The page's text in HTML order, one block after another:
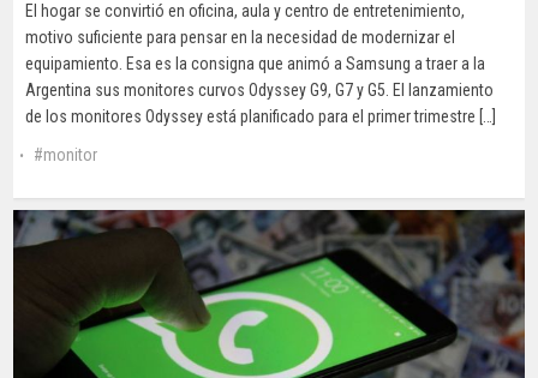
El hogar se convirtió en oficina, aula y centro de entretenimiento,
motivo suficiente para pensar en la necesidad de modernizar el
equipamiento. Esa es la consigna que animó a Samsung a traer a la
Argentina sus monitores curvos Odyssey G9, G7 y G5. El lanzamiento
de los monitores Odyssey está planificado para el primer trimestre […]
monitor